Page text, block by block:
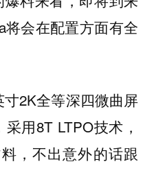
将会在配置方面有全
2K全等深四微曲屏
用8T LTPO技术，
，不出意外的话跟